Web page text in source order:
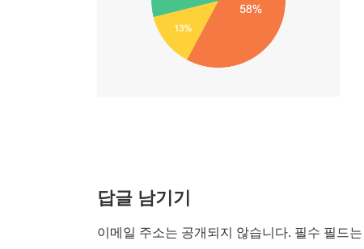
답글 남기기
이메일 주소는 공개되지 않습니다. 필수 필드는